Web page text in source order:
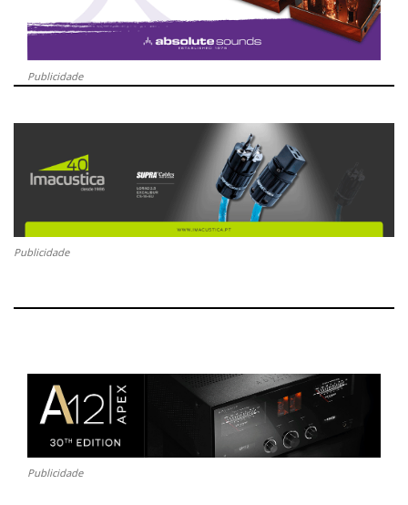
Publicidade
Publicidade
Publicidade